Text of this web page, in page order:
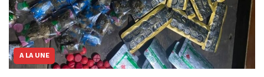
A LA UNE